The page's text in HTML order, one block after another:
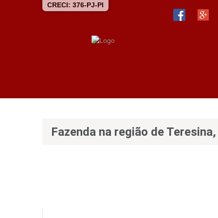
CRECI: 376-PJ-PI
Fazenda na região de